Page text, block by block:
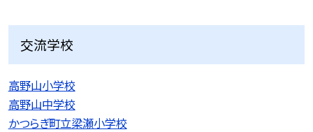
交流学校
高野山小学校
高野山中学校
かつらぎ町立梁瀬小学校